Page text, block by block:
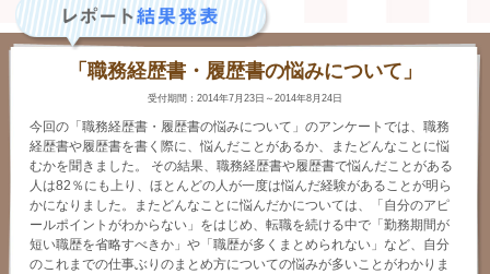
「職務経歴書・履歴書の悩みについて」
受付期間：2014年7月23日～2014年8月24日
今回の「職務経歴書・履歴書の悩みについて」のアンケートでは、職務
経歴書や履歴書を書く際に、悩んだことがあるか、またどんなことに悩
むかを聞きました。 その結果、職務経歴書や履歴書で悩んだことがある
人は82％にも上り、ほとんどの人が一度は悩んだ経験があることが明ら
かになりました。またどんなことに悩んだかについては、「自分のアピ
ールポイントがわからない」をはじめ、転職を続ける中で「勤務期間が
短い職歴を省略すべきか」や「職歴が多くまとめられない」など、自分
のこれまでの仕事ぶりのまとめ方についての悩みが多いことがわかりま